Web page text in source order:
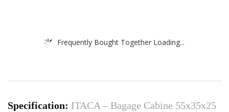
Frequently Bought Together Loading...
Specification: ITACA – Bagage Cabine 55x35x25